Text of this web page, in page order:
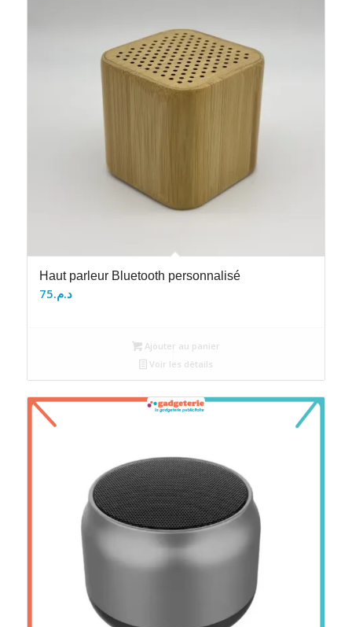
Haut parleur Bluetooth personnalisé
د.م.75
Ajouter au panier
Voir les détails